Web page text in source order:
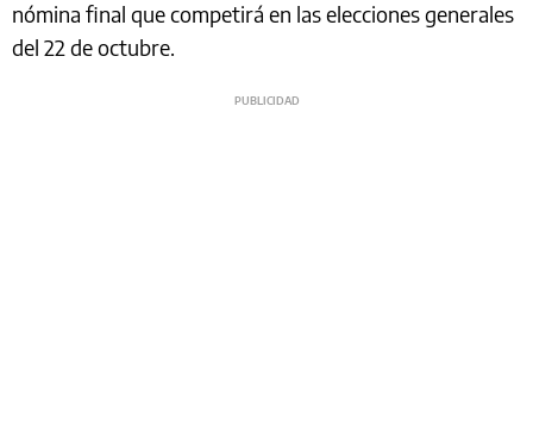
nómina final que competirá en las elecciones generales
del 22 de octubre.